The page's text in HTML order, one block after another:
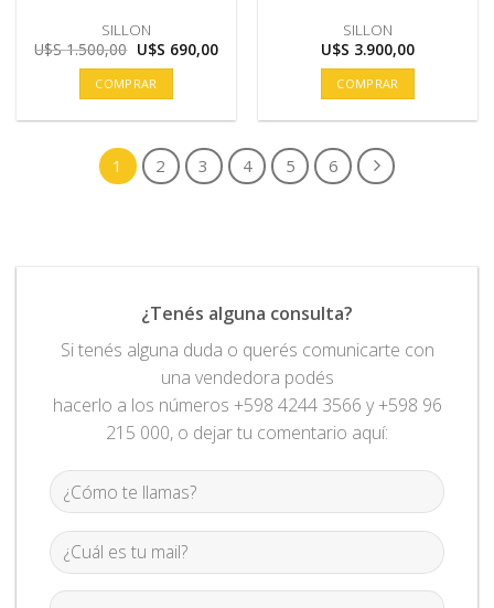
SILLON
U$S1.500,00 El
precio
original
era:
U$S
1.500,00.
U$S 690,00El
690,00.
COMPRAR
SILLON
U$S 3.900,00
COMPRAR
1 2 3 4 5 6
¿Tenés alguna consulta?
Si tenés alguna duda o querés comunicarte con
una vendedora podés
hacerlo a los números +598 4244 3566 y +598 96
215 000, o dejar tu comentario aquí: